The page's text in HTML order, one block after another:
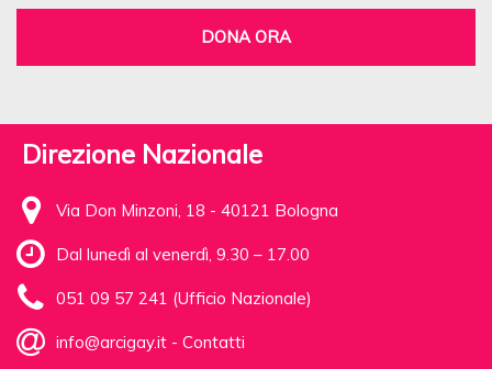
DONA ORA
Direzione Nazionale
Via Don Minzoni, 18 - 40121 Bologna
Dal lunedì al venerdì, 9.30 – 17.00
051 09 57 241 (Ufficio Nazionale)
info@arcigay.it - Contatti